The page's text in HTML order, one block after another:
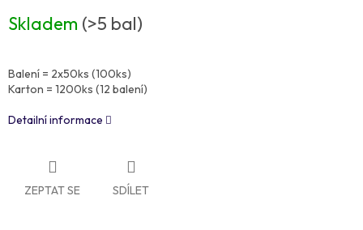
Skladem (>5 bal)
Balení = 2x50ks (100ks)
Karton = 1200ks (12 balení)
Detailní informace
ZEPTAT SE SDÍLET